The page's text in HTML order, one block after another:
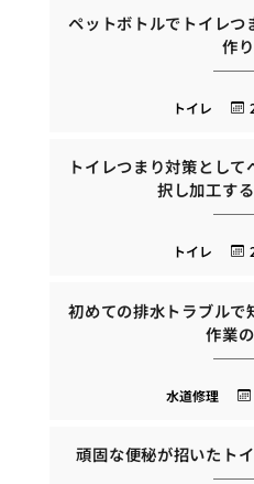
ペットボトルでトイレ
作
トイレ
トイレつまり対策とし
択し加工す
トイレ
初めての排水トラブルで
作業
水道修理
頑固な便秘が招いたト